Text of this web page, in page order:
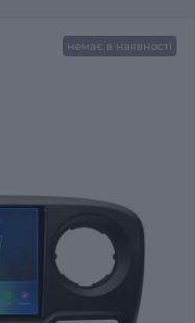
немає в наявності